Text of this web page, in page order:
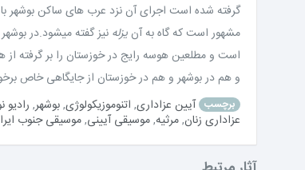
گرفته شده است اجرای آن نزد عرب های ساکن بوشهر
مشهور است که گاه به آنیزله نیز گفته میشود.در
است و مطلعین هوسه رایج در خوزستان را بر گرفته
و هم در بوشهر و هم در خوزستان از جایگاهی خاص
برچسب آیین عزاداری, اتنوموزیکولوژی,بوشهر, رادیو
عزاداری زنان,مرثیه,موسیقی آیینی,موسیقی جنوب